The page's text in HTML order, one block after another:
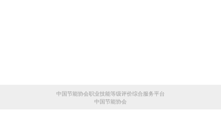
中国节能协会职业技能等级评价综合服务平台
中国节能协会